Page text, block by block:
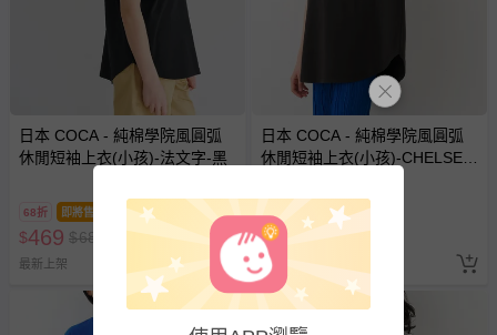
日本 COCA - 純棉學院風圓弧
休閒短袖上衣(小孩)-法文字-黑
68折 即將售完
$469 $689
最新上架
日本 COCA - 純棉學院風圓弧
休閒短袖上衣(小孩)-CHELSEA-
即將售完
$469 689
最新上架